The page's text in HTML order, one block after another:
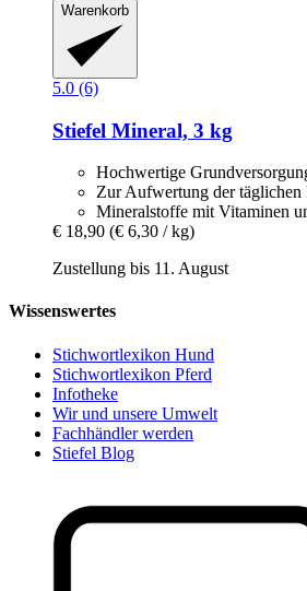
Warenkorb
5.0 (6)
Stiefel Mineral, 3 kg
Hochwertige
Zur Aufwertung der täglichen
Mineralstoffe mit Vitaminen
€ 18,90 (€ 6,30 / kg)
Zustellung bis 11. August
Wissenswertes
Stichwortlexikon Hund
Stichwortlexikon Pferd
Infotheke
Wir und unsere Umwelt
Fachhändler werden
Stiefel Blog